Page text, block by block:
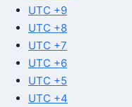
UTC +9
UTC +8
UTC +7
UTC +6
UTC +5
UTC +4